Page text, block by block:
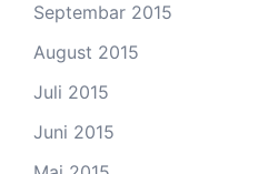
Septembar 2015
August 2015
Juli 2015
Juni 2015